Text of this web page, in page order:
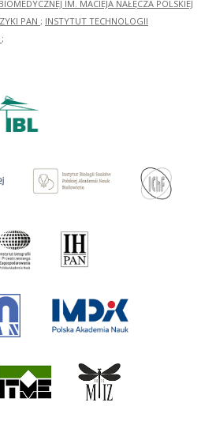
IM. MACIEJA NAŁĘCZA POLSKIEJ
PAN ; INSTYTUT TECHNOLOGII
;